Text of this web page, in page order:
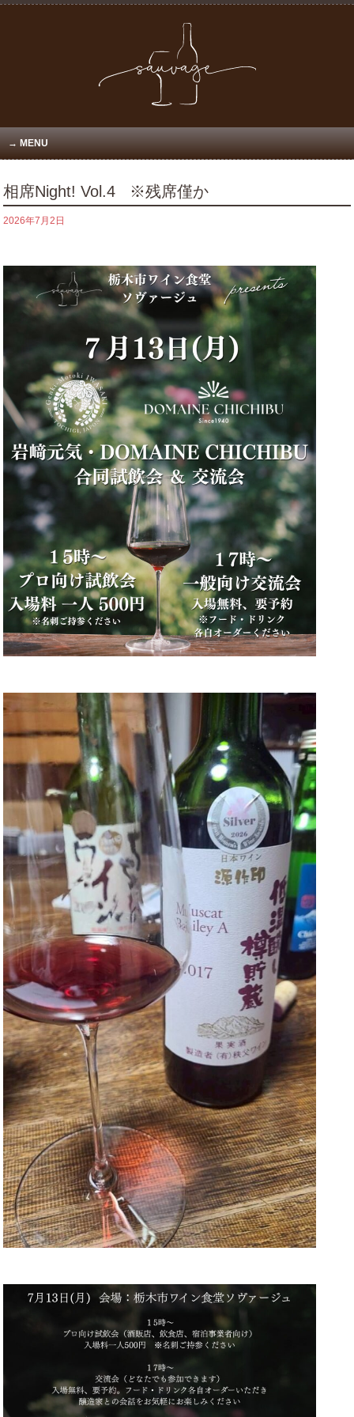
MENU
相席Night! Vol.4 ※残席僅か
2026年7月2日